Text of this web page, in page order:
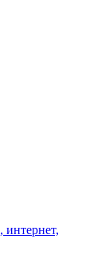
интернет,